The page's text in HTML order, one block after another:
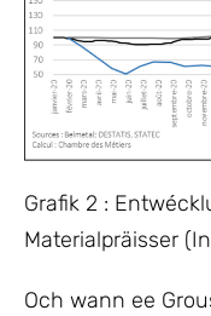
Grafik 2 :
Materialpräisser
Och wann ee